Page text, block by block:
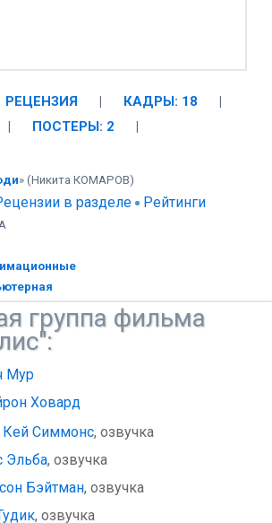
РЕЦЕНЗИЯ | КАДРЫ: 18
|
| ПОСТЕРЫ: 2
|
» (Никита КОМАРОВ)
в разделе Рейтинги
группа фильма
Мур
Ховард
Симмонс, озвучка
Эльба, озвучка
Бэйтман, озвучка
, озвучка